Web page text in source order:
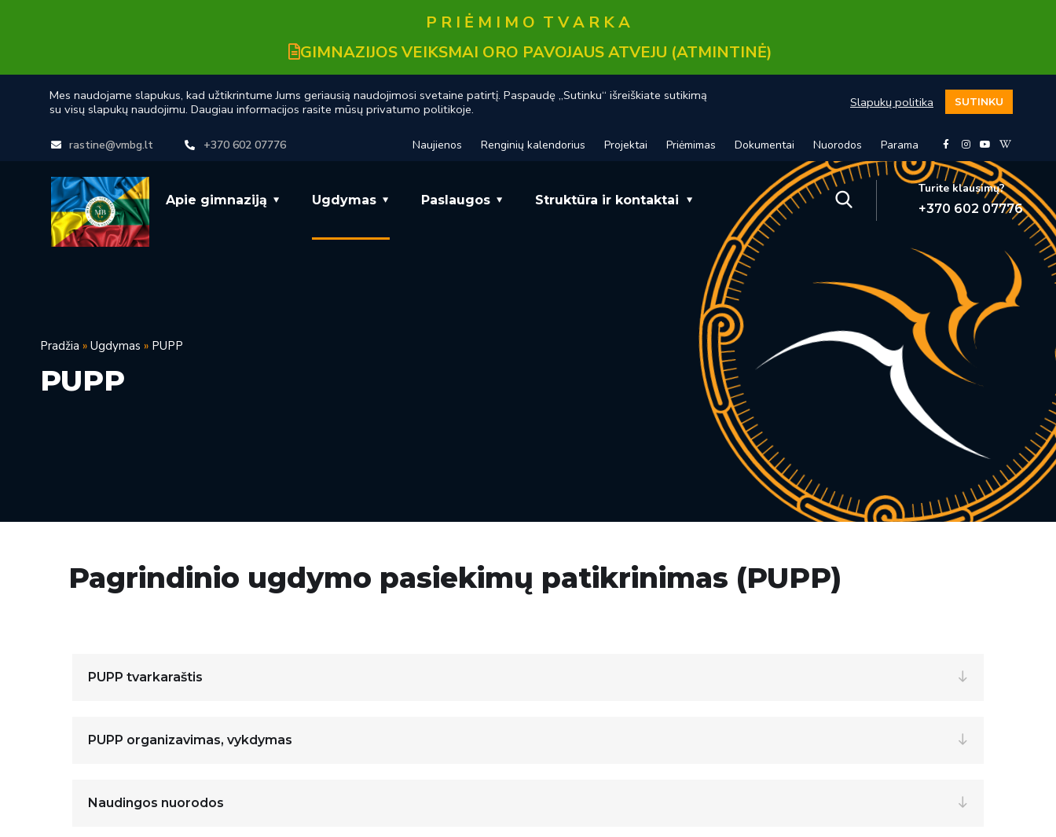
P R I Ė M I M O T V A R K A
GIMNAZIJOS VEIKSMAI ORO PAVOJAUS ATVEJU (ATMINTINĖ)
rastine@vmbg.lt +370 602 07776 Naujienos Renginių kalendorius Projektai Priėmimas Dokumentai Nuorodos Parama
Apie gimnaziją Ugdymas Paslaugos Struktūra ir kontaktai
Turite klausimų?
+370 602 07776
PUPP
Pradžia » Ugdymas » PUPP
Pagrindinio ugdymo pasiekimų patikrinimas (PUPP)
PUPP tvarkaraštis
PUPP organizavimas, vykdymas
Naudingos nuorodos
Mes naudojame slapukus, kad užtikrintume Jums geriausią naudojimosi svetaine patirtį. Paspaudę „Sutinku“ išreiškiate sutikimą
su visų slapukų naudojimu. Daugiau informacijos rasite mūsų privatumo politikoje.
Slapukų politika SUTINKU